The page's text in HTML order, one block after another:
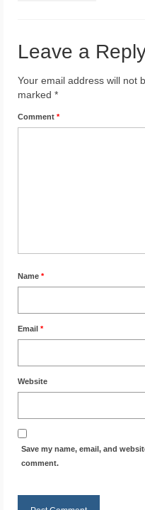
Latvija
Indonēzija
Leave a
Your email address will not
marked *
Comment *
Name *
Email *
Website
Save my name, email, and
comment.